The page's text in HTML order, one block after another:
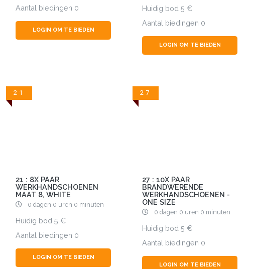
Aantal biedingen 0
LOGIN OM TE BIEDEN
Huidig bod 5
Aantal biedingen 0
LOGIN OM TE BIEDEN
21
21 : 8X PAAR
WERKHANDSCHOENEN
MAAT 8, WHITE
0 dagen 0 uren 0 minuten
Huidig bod 5
Aantal biedingen 0
LOGIN OM TE BIEDEN
27
27 : 10X PAAR
BRANDWERENDE
WERKHANDSCHOENEN -
ONE SIZE
0 dagen 0 uren 0 minuten
Huidig bod 5
Aantal biedingen 0
LOGIN OM TE BIEDEN